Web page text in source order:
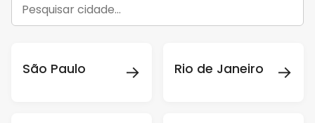
São Paulo → Rio de Janeiro →